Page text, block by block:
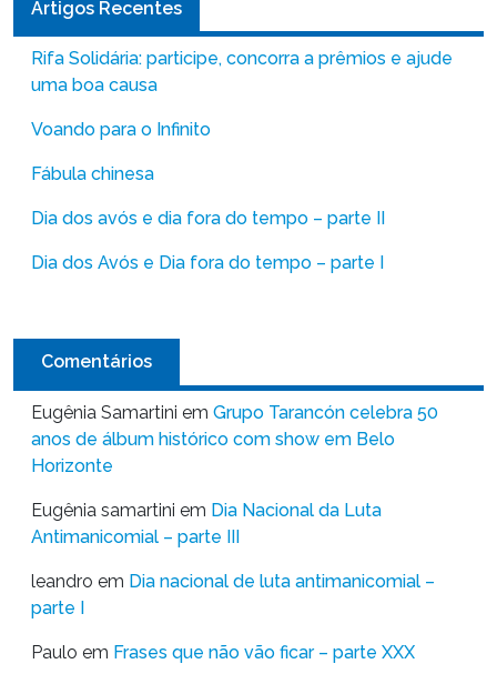
Artigos Recentes
Rifa Solidária: participe, concorra a prêmios e ajude
uma boa causa
Voando para o Infinito
Fábula chinesa
Dia dos avós e dia fora do tempo – parte II
Dia dos Avós e Dia fora do tempo – parte I
Comentários
Eugênia Samartini em Grupo Tarancón celebra 50
anos de álbum histórico com show em Belo
Horizonte
Eugênia samartini em Dia Nacional da Luta
Antimanicomial – parte III
leandro em Dia nacional de luta antimanicomial –
parte I
Paulo em Frases que não vão ficar – parte XXX